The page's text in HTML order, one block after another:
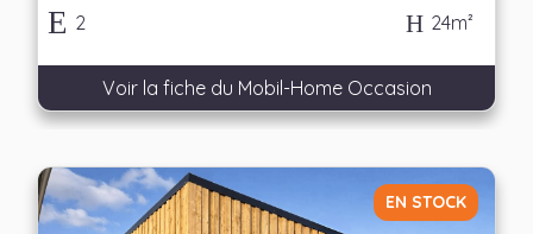
2 24m²
Voir la fiche du Mobil-Home Occasion
EN STOCK